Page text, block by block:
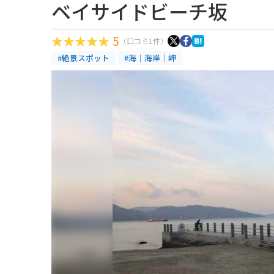
ベイサイドビーチ坂
5 （口コミ1件）
#絶景スポット #海｜海岸｜岬